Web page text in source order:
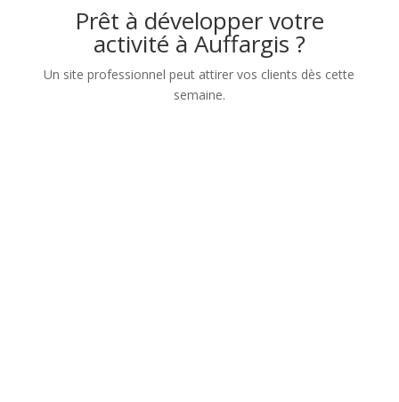
Prêt à développer votre
activité à Auffargis ?
Un site professionnel peut attirer vos clients dès cette
semaine.